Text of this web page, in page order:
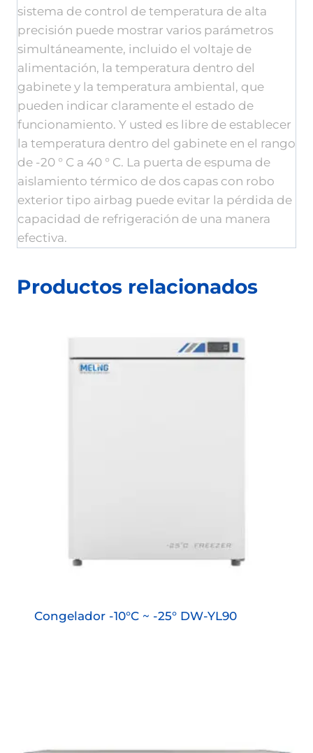
sistema de control de temperatura de alta
precisión puede mostrar varios parámetros
simultáneamente, incluido el voltaje de
alimentación, la temperatura dentro del
gabinete y la temperatura ambiental, que
pueden indicar claramente el estado de
funcionamiento. Y usted es libre de establecer
la temperatura dentro del gabinete en el rango
de -20 ° C a 40 ° C. La puerta de espuma de
aislamiento térmico de dos capas con robo
exterior tipo airbag puede evitar la pérdida de
capacidad de refrigeración de una manera
efectiva.
Productos relacionados
Congelador -10°C ~ -25° DW-YL90